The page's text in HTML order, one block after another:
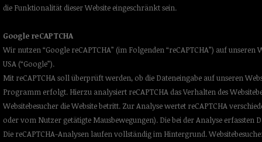
die Funktionalität dieser Website eingeschränkt sein.
Google reCAPTCHA
Wir nutzen “Google reCAPTCHA” (im Folgenden “reCAPTCHA”) auf
USA (“Google”).
Mit reCAPTCHA soll überprüft werden, ob die Dateneingabe auf unseren
Programm erfolgt. Hierzu analysiert reCAPTCHA das Verhalten des
Websitebesucher die Website betritt. Zur Analyse wertet reCAPTCHA
oder vom Nutzer getätigte Mausbewegungen). Die bei der Analyse erfassten
Die reCAPTCHA-Analysen laufen vollständig im Hintergrund.